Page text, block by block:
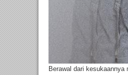
Berawal dari kesukaannya